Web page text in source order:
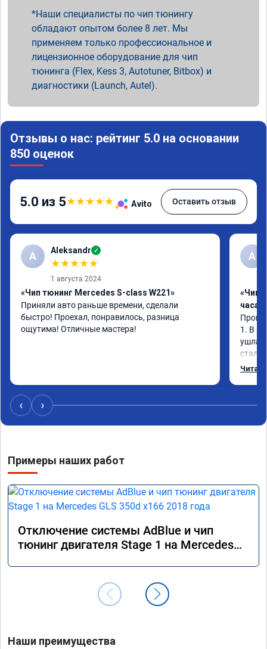
Наши специалисты по чип тюнингу
обладают опытом более 8 лет. Мы
применяем только профессиональное и
лицензионное оборудование для чип
тюнинга (Flex, Kess 3, Autotuner, Bitbox) и
диагностики (Launch, Autel).
Отзывы о нас: рейтинг 5.0 на основании
850 оценок
5.0 из 5★★★★★ Avito Оставить отзыв
A Aleksandr ✓
★★★★★
1 августа 2024
«Чип тюнинг Mercedes S-class W221»
Приняли авто раньше времени, сделали
быстро! Проехал, понравилось, разница
ощутима! Отличные мастера!
А
«Чип
часа»
1. В
ушла
стало
Одни
‹ ›
Примеры наших работ
Отключение системы AdBlue и чип
тюнинг двигателя Stage 1 на Mercedes
Наши преимущества